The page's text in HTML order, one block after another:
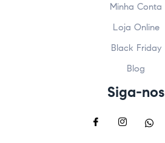
Minha Conta
Loja Online
Black Friday
Blog
Siga-nos